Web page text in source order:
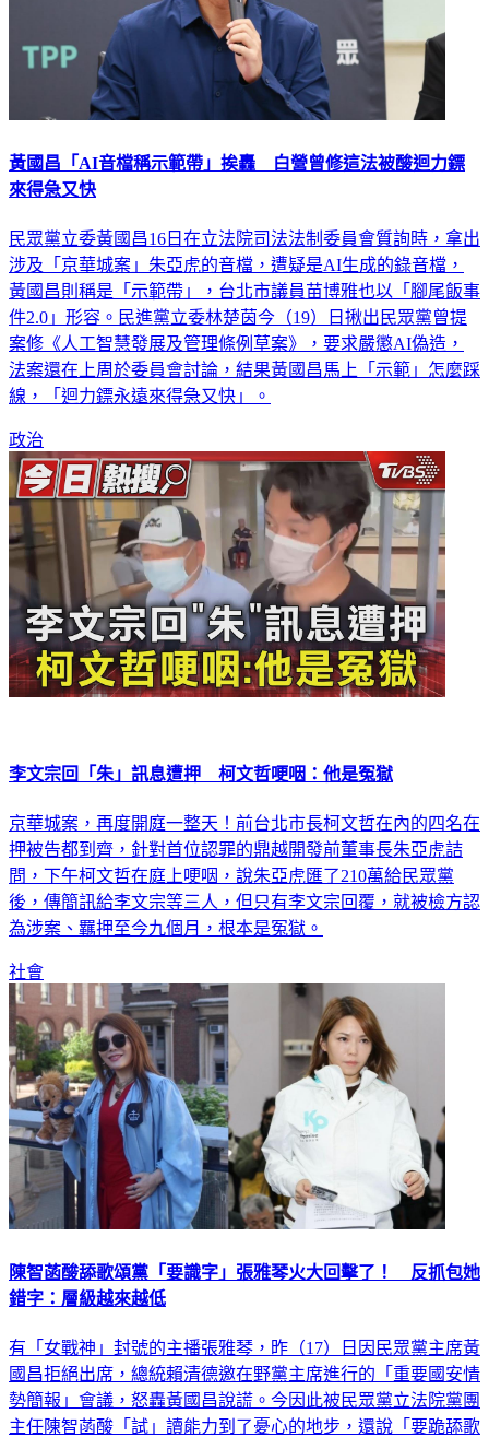
黃國昌「AI音檔稱示範帶」挨轟 白營曾修這法被酸迴力鏢
來得急又快
民眾黨立委黃國昌16日在立法院司法法制委員會質詢時，拿出
涉及「京華城案」朱亞虎的音檔，遭疑是AI生成的錄音檔，
黃國昌則稱是「示範帶」，台北市議員苗博雅也以「腳尾飯事
件2.0」形容。民進黨立委林楚茵今（19）日揪出民眾黨曾提
案修《人工智慧發展及管理條例草案》，要求嚴懲AI偽造，
法案還在上周於委員會討論，結果黃國昌馬上「示範」怎麼踩
線，「迴力鏢永遠來得急又快」。
政治
李文宗回「朱」訊息遭押 柯文哲哽咽：他是冤獄
京華城案，再度開庭一整天！前台北市長柯文哲在內的四名在
押被告都到齊，針對首位認罪的鼎越開發前董事長朱亞虎詰
問，下午柯文哲在庭上哽咽，說朱亞虎匯了210萬給民眾黨
後，傳簡訊給李文宗等三人，但只有李文宗回覆，就被檢方認
為涉案、羈押至今九個月，根本是冤獄。
社會
陳智菡酸舔歌頌黨「要識字」張雅琴火大回擊了！ 反抓包她
錯字：層級越來越低
有「女戰神」封號的主播張雅琴，昨（17）日因民眾黨主席黃
國昌拒絕出席，總統賴清德邀在野黨主席進行的「重要國安情
勢簡報」會議，怒轟黃國昌說謊。今因此被民眾黨立法院黨團
主任陳智菡酸「試」讀能力到了憂心的地步，還說「要跪舔歌